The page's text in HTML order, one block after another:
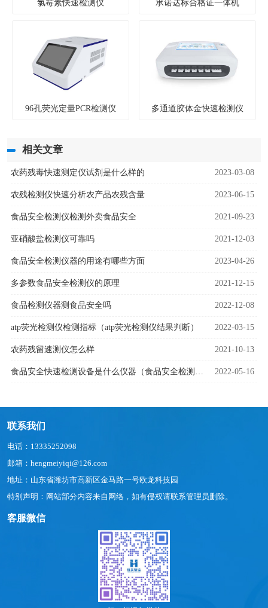
氯霉素快速检测仪 承诺达标合格证一体机
96孔荧光定量PCR检测仪 多通道胶体金快速检测仪
相关文章
农药残毒快速测定仪试剂是什么样的 2023-03-08
农残检测仪快速分析农产品农残含量 2023-06-15
食品安全检测仪检测外卖食品安全 2021-09-23
亚硝酸盐检测仪可靠吗 2021-12-03
食品安全检测仪器的用途有哪些方面 2023-04-26
多参数食品安全检测仪的原理 2021-12-15
食品检测仪器测食品安全吗 2022-12-08
atp荧光检测仪检测指标（atp荧光检测仪结果判断） 2022-03-15
农药残留速测仪怎么样 2021-10-13
食品安全快速检测设备是什么仪器（食品安全检测设备用途） 2022-05-16
联系我们
电话：13335252098
邮箱：hengmeiyiqi@126.com
地址：山东省潍坊市高新区金马路一号欧龙科技园
特别声明：网站部分内容来自网络，如有侵权请联系管理员删除。
客服微信